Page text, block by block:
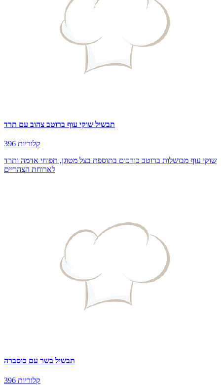
תבשיל שוקי עוף ברוטב צהוב עם תרד
396 קלוריות
שוקי עוף מבושלות ברוטב כורכום בתוספת בצל מטוגן, תפוחי אדמה ותרד
לארוחת הצהריים
תבשיל בשר עם כוסברה
396 קלוריות